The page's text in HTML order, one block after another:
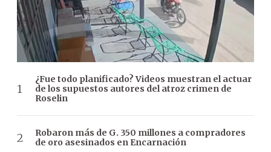
¿Fue todo planificado? Videos muestran el actuar
de los supuestos autores del atroz crimen de
Roselin
Robaron más de G. 350 millones a compradores
de oro asesinados en Encarnación